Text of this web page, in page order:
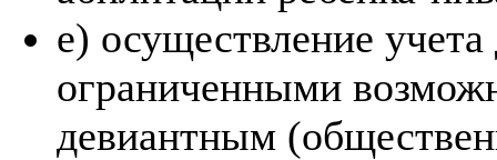
е) осуществление
ограниченными
девиантным